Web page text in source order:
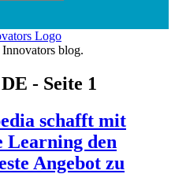
blog.
DE - Seite 1
schafft mit
Learning den
Angebot zu